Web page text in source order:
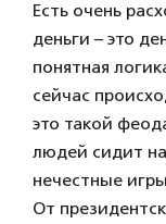
Есть очень
деньги – это
понятная
сейчас
это такой
людей сидит на
нечестные
От